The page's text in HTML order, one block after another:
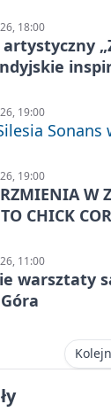
18:00
19:00
Sonans
19:00
W
CHICK
11:00
warsztaty